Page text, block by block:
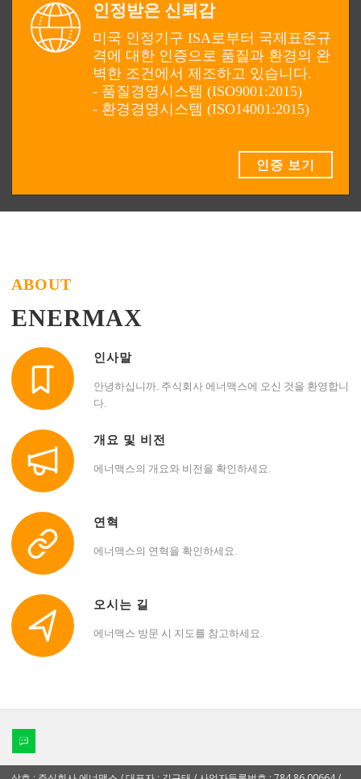
인정받은 신뢰감
미국 인정기구 ISA로부터 국제표준규
격에 대한 인증으로 품질과 환경의 완
벽한 조건에서 제조하고 있습니다.
- 품질경영시스템 (ISO9001:2015)
- 환경경영시스템 (ISO14001:2015)
인증 보기
ABOUT
ENERMAX
인사말
안녕하십니까. 주식회사 에너맥스에 오신 것을 환영합니
다.
개요 및 비전
에너맥스의 개요와 비전을 확인하세요.
연혁
에너맥스의 연혁을 확인하세요.
오시는 길
에너맥스 방문 시 지도를 참고하세요.